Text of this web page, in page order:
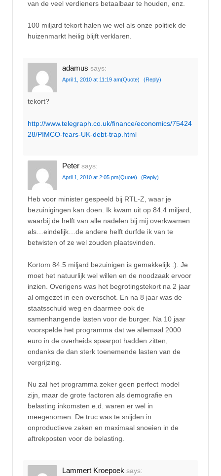
van de veel verdieners betaalbaar te houden, enz.
100 miljard tekort halen we wel als onze politiek de
huizenmarkt heilig blijft verklaren.
adamus says:
April 1, 2010 at 11:19 am(Quote) (Reply)
tekort?
http://www.telegraph.co.uk/finance/economics/75424
28/PIMCO-fears-UK-debt-trap.html
Peter says:
April 1, 2010 at 2:05 pm(Quote) (Reply)
Heb voor minister gespeeld bij RTL-Z, waar je
bezuinigingen kan doen. Ik kwam uit op 84.4 miljard,
waarbij de helft van alle nadelen bij mij overkwamen
als…eindelijk…de andere helft durfde ik van te
betwisten of ze wel zouden plaatsvinden.
Kortom 84.5 miljard bezuinigen is gemakkelijk :). Je
moet het natuurlijk wel willen en de noodzaak ervoor
inzien. Overigens was het begrotingstekort na 2 jaar
al omgezet in een overschot. En na 8 jaar was de
staatsschuld weg en daarmee ook de
samenhangende lasten voor de burger. Na 10 jaar
voorspelde het programma dat we allemaal 2000
euro in de overheids spaarpot hadden zitten,
ondanks de dan sterk toenemende lasten van de
vergrijzing.
Nu zal het programma zeker geen perfect model
zijn, maar de grote factoren als demografie en
belasting inkomsten e.d. waren er wel in
meegenomen. De truc was te snijden in
onproductieve zaken en maximaal snoeien in de
aftrekposten voor de belasting.
Lammert Kroepoek says: